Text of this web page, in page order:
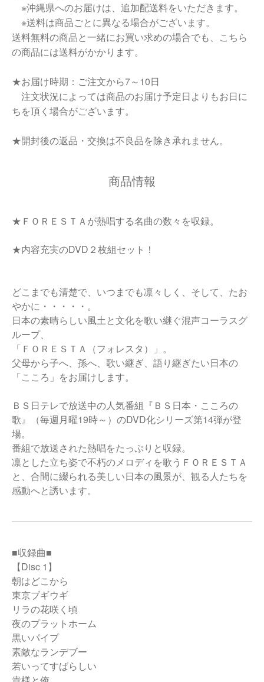
※沖縄県へのお届けは、追加配送料をいただきます。
※送料は商品ごとに異なる場合がございます。
送料無料の商品と一緒にお買い求めの場合でも、こちら
の商品には送料がかかります。
★お届け時期：ご注文から7～10日
注文状況によっては商品のお届け予定日よりもお日に
ちを頂く場合がございます。
★開封後の返品・交換は不良品を除き承れません。
商品情報
★ＦＯＲＥＳＴＡが熱唱する名曲の数々を収録。
★内容充実のDVD２枚組セット！
どこまでも清楚で、いつまでも凛々しく、そして、たお
やかに・・・・・。
日本の素晴らしい風土と文化を歌い継ぐ混声コーラスグ
ループ、
「ＦＯＲＥＳＴＡ（フォレスタ）」。
父母から子へ、孫へ、歌い継ぎ、語り継ぎたい日本の
「こころ」をお届けします。
ＢＳ日テレで放送中の人気番組『ＢＳ日本・こころの
歌』（毎週月曜19時～）のDVD化シリーズ第14弾が登
場。
番組で放送された熱唱をたっぷりと収録。
凛とした立ち姿で不朽のメロディを歌うＦＯＲＥＳＴＡ
と、合間に綴られる美しい日本の風景が、観る人たちを
感動へと誘います。
■収録曲■
【Disc 1】
朝はどこから
東京ブギウギ
リラの花咲く頃
夜のプラットホーム
黒いパイプ
素敵なランデブー
若いってすばらしい